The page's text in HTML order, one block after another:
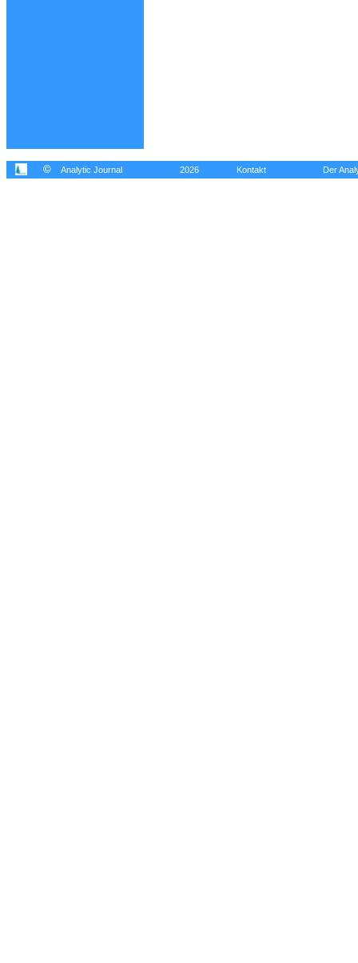
© Analytic Journal 2026 Kontakt Der